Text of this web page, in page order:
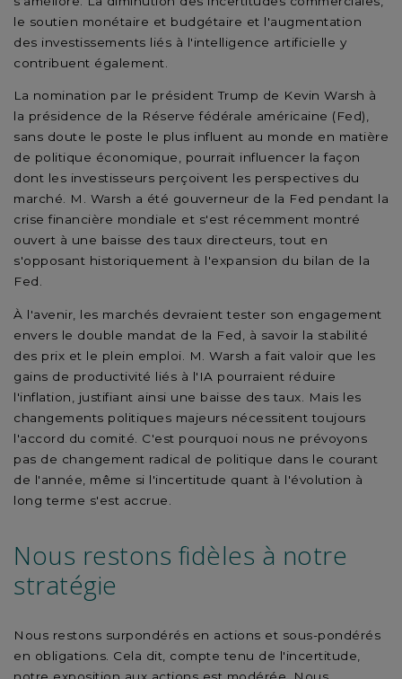
le soutien monétaire et budgétaire et l'augmentation
des investissements liés à l'intelligence artificielle y
contribuent également.
La nomination par le président Trump de Kevin Warsh à
la présidence de la Réserve fédérale américaine (Fed),
sans doute le poste le plus influent au monde en matière
de politique économique, pourrait influencer la façon
dont les investisseurs perçoivent les perspectives du
marché. M. Warsh a été gouverneur de la Fed pendant la
crise financière mondiale et s'est récemment montré
ouvert à une baisse des taux directeurs, tout en
s'opposant historiquement à l'expansion du bilan de la
Fed.
À l'avenir, les marchés devraient tester son engagement
envers le double mandat de la Fed, à savoir la stabilité
des prix et le plein emploi. M. Warsh a fait valoir que les
gains de productivité liés à l'IA pourraient réduire
l'inflation, justifiant ainsi une baisse des taux. Mais les
changements politiques majeurs nécessitent toujours
l'accord du comité. C'est pourquoi nous ne prévoyons
pas de changement radical de politique dans le courant
de l'année, même si l'incertitude quant à l'évolution à
long terme s'est accrue.
Nous restons fidèles à notre
stratégie
Nous restons surpondérés en actions et sous-pondérés
en obligations. Cela dit, compte tenu de l'incertitude,